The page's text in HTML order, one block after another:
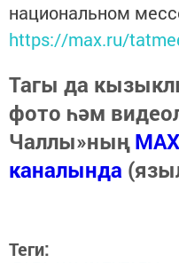
национальном
https://max.ru/
Тагы да
фото һәм
Чаллы»ныңMAX
каналында
Теги: